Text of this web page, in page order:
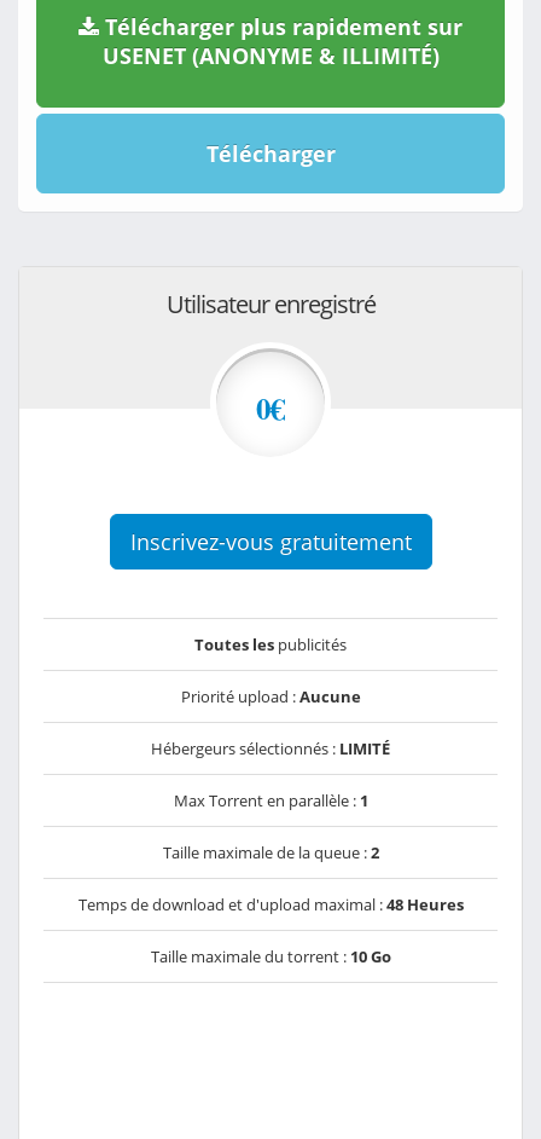
Télécharger plus rapidement sur
USENET (ANONYME & ILLIMITÉ)
Télécharger
Utilisateur enregistré
0€
Inscrivez-vous gratuitement
Toutes les publicités
Priorité upload :Aucune
Hébergeurs sélectionnés : LIMITÉ
Max Torrent en parallèle : 1
Taille maximale de la queue :2
Temps de download et d'upload maximal :48 Heures
Taille maximale du torrent : 10 Go